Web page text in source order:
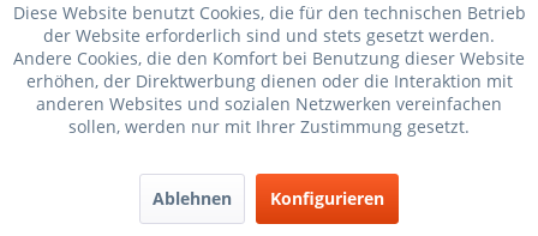
Plastikmutter Schraubenritzel Tachometer
Drehzahlmesser Tachowelle KR Umrüstsatz
Drehzahlmesser Tachowelle Tachowelle S51
Tachoantrieb
Nabentachoantri
Tachoantrieb Tachowelle
Diese Website benutzt Cookies, die für den technischen Betrieb
der Website erforderlich sind und stets gesetzt werden.
Andere Cookies, die den Komfort bei Benutzung dieser Website
erhöhen, der Direktwerbung dienen oder die Interaktion mit
anderen Websites und sozialen Netzwerken vereinfachen
sollen, werden nur mit Ihrer Zustimmung gesetzt.
Ablehnen Konfigurieren